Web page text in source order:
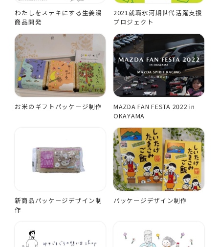
わたしをステキにする生姜湯
商品開発
2021就職氷河期世代活躍支援
プロジェクト
お米のギフトパッケージ制作
MAZDA FAN FESTA 2022 in
OKAYAMA
新商品パッケージデザイン制
作
パッケージデザイン制作